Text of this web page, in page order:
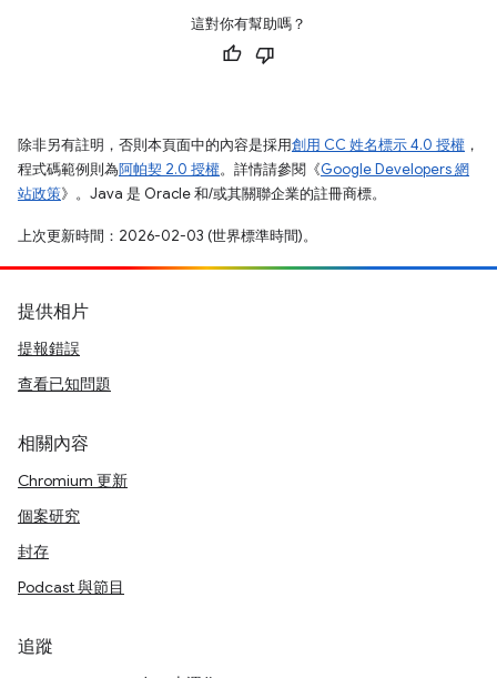
這對你有幫助嗎？
除非另有註明，否則本頁面中的內容是採用創用 CC 姓名標示 4.0 授權 ，
程式碼範例則為阿帕契 2.0 授權。詳情請參閱《Google Developers 網
站政策》。Java 是 Oracle 和/或其關聯企業的註冊商標。
上次更新時間：2026-02-03 (世界標準時間)。
提供相片
提報錯誤
查看已知問題
相關內容
Chromium 更新
個案研究
封存
Podcast 與節目
追蹤